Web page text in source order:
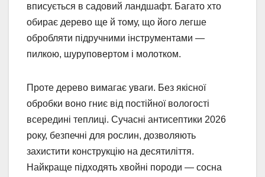
вписується в садовий ландшафт. Багато хто
обирає дерево ще й тому, що його легше
обробляти підручними інструментами —
пилкою, шуруповертом і молотком.
Проте дерево вимагає уваги. Без якісної
обробки воно гниє від постійної вологості
всередині теплиці. Сучасні антисептики 2026
року, безпечні для рослин, дозволяють
захистити конструкцію на десятиліття.
Найкраще підходять хвойні породи — сосна